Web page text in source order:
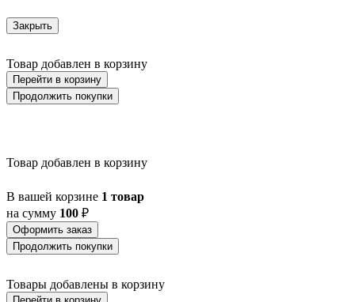
BABIRIK
BAILRIGG
BALIGIAN
BALIGUIAN
BALLINA
BALMAHA
BANI
BARI 1
BARI-M
BARNSTAPLE
BASALGO 1
BASILANO
BATABANO
BATALLAS
Закрыть
Товар добавлен в корзину
Перейти в корзину
Продолжить покупки
Товар добавлен в корзину
В вашей корзине 1 товар
на сумму 100 ₽
Оформить заказ
Продолжить покупки
Товары добавлены в корзину